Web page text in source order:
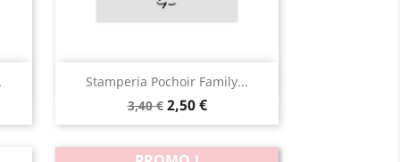
Stamperia Pochoir Family...
3,40 € 2,50 €
Aperçu rapide